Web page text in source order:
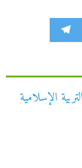
الإسلامية